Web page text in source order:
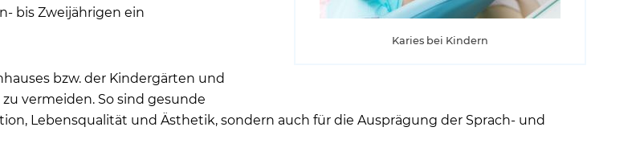
Karies bei Kindern
bis Zweijährigen ein
bzw. der Kindergärten und
vermeiden. So sind gesunde
Lebensqualität und Ästhetik, sondern auch für die Ausprägung der Sprach- und